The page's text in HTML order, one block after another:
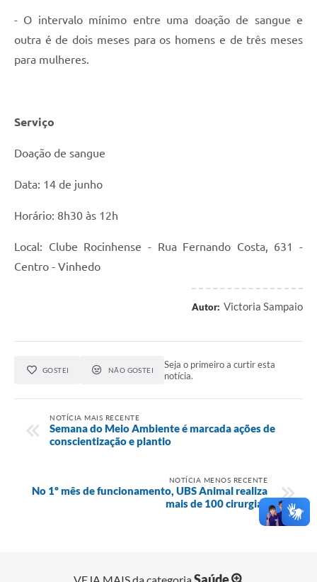
- O intervalo mínimo entre uma doação de sangue e
outra é de dois meses para os homens e de três meses
para mulheres.
Serviço
Doação de sangue
Data: 14 de junho
Horário: 8h30 às 12h
Local: Clube Rocinhense - Rua Fernando Costa, 631 -
Centro - Vinhedo
Autor: Victoria Sampaio
GOSTEI NÃO GOSTEI
Seja o primeiro a curtir esta
notícia.
NOTÍCIA MAIS RECENTE
Semana do Meio Ambiente é marcada ações de
conscientização e plantio
NOTÍCIA MENOS RECENTE
No 1º mês de funcionamento, UBS Animal realiza
mais de 100 cirurgias